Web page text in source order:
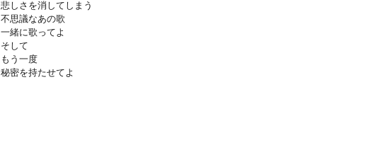
悲しさを消してしまう
不思議なあの歌
一緒に歌ってよ
そして
もう一度
秘密を持たせてよ